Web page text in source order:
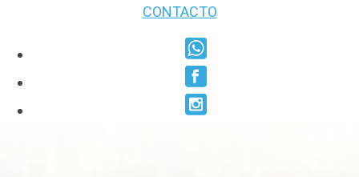
CONTACTO